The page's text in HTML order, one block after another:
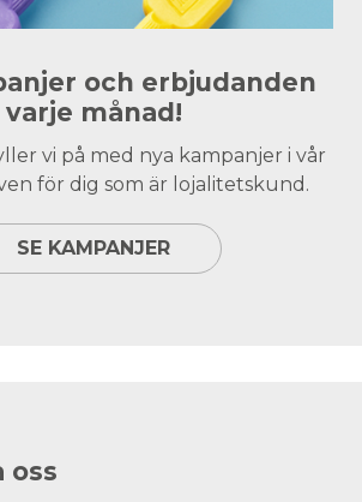
och erbjudanden
varje månad!
vi på med nya kampanjer i vår
för dig som är lojalitetskund.
SE KAMPANJER
oss